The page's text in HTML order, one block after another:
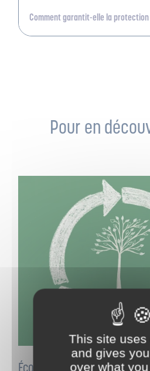
Comment garantit-elle la
Pour en
Éco-conception des
This site uses
and gives
over what